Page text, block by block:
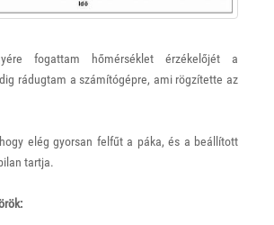
fogattam hőmérséklet érzékelőjét a
rádugtam a számítógépre, ami rögzítette az
elég gyorsan felfűt a páka, és a beállított
tartja.